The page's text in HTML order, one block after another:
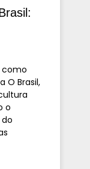
como
O Brasil,
o